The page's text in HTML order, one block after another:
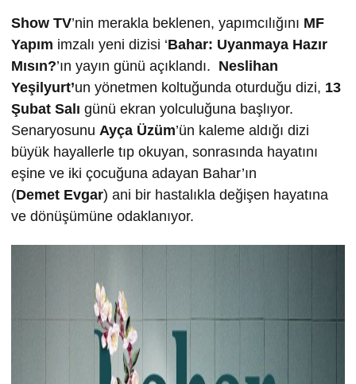
Show TV’nin merakla beklenen, yapımcılığını MF
Yapım imzalı yeni dizisi ‘Bahar: Uyanmaya Hazır
Mısın?’ın yayın günü açıklandı. Neslihan
Yeşilyurt’un yönetmen koltuğunda oturduğu dizi, 13
Şubat Salı günü ekran yolculuğuna başlıyor.
Senaryosunu Ayça Üzüm’ün kaleme aldığı dizi
büyük hayallerle tıp okuyan, sonrasında hayatını
eşine ve iki çocuğuna adayan Bahar’ın
(Demet Evgar) ani bir hastalıkla değişen hayatına
ve dönüşümüne odaklanıyor.